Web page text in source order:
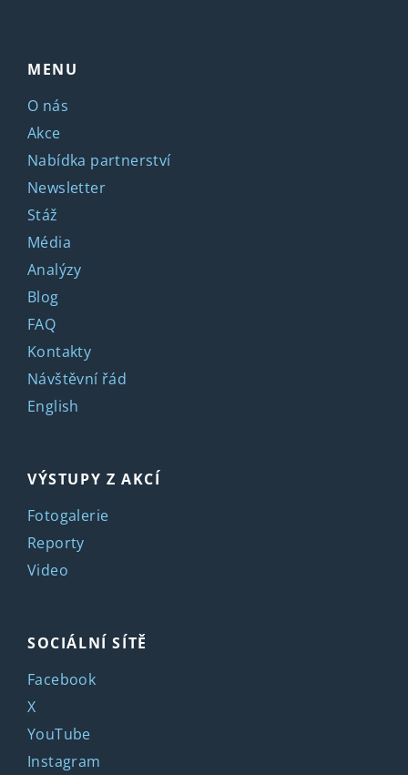
MENU
O nás
Akce
Nabídka partnerství
Newsletter
Stáž
Média
Analýzy
Blog
FAQ
Kontakty
Návštěvní řád
English
VÝSTUPY Z AKCÍ
Fotogalerie
Reporty
Video
SOCIÁLNÍ SÍTĚ
Facebook
X
YouTube
Instagram